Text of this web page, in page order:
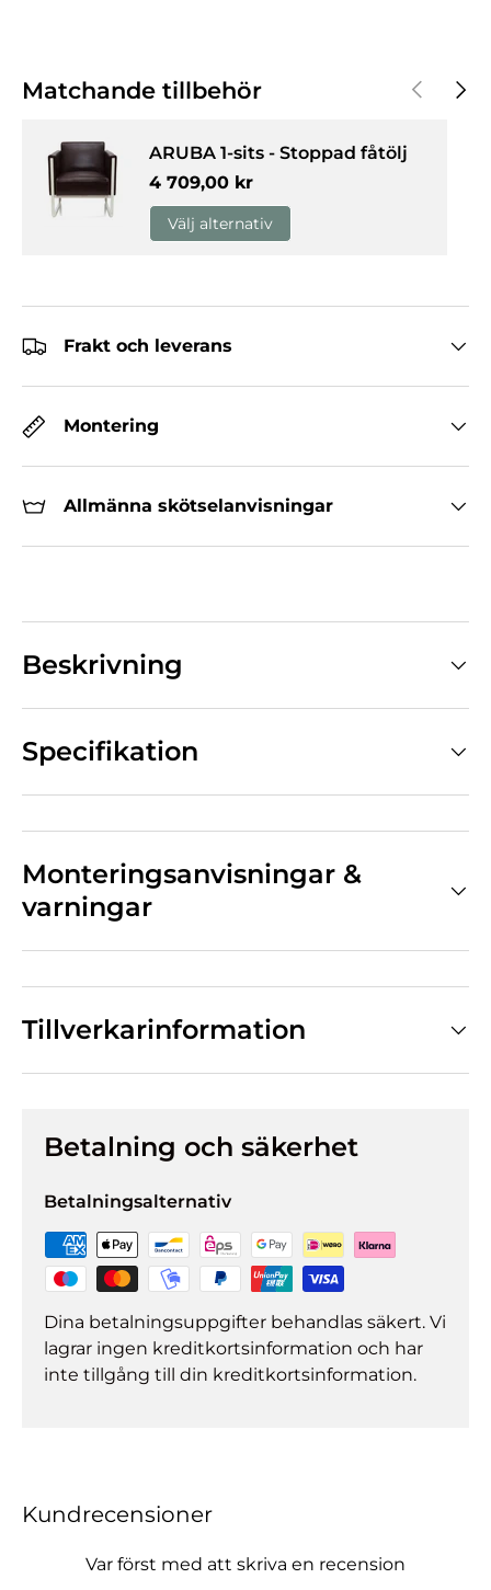
Matchande tillbehör Nästa
ARUBA 1-sits - Stoppad fåtölj
Normalpris
4 709,00 kr
Välj alternativ
Frakt och leverans
Montering
Allmänna skötselanvisningar
Beskrivning
Specifikation
Monteringsanvisningar &
varningar
Tillverkarinformation
Betalning och säkerhet
Betalningsalternativ
Dina betalningsuppgifter behandlas säkert. Vi
lagrar ingen kreditkortsinformation och har
inte tillgång till din kreditkortsinformation.
Kundrecensioner
Var först med att skriva en recension